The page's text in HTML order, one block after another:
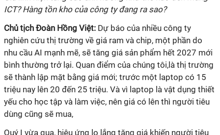
ICT? Hàng tồn kho của công ty đang ra sao?
Chủ tịch Đoàn Hồng Việt: Dự báo của nhiều công ty
nghiên cứu thị trường về giá ram và chip, một phần do
nhu cầu AI mạnh mẽ, sẽ tăng giá sản phẩm hết 2027 mới
bình thường trở lại. Quan điểm của chúng tôi,là thị trường
sẽ thành lập mặt bằng giá mới; trước một laptop có 15
triệu nay lên 20 đến 25 triệu. Và vì laptop là vật dụng thiết
yếu cho học tập và làm việc, nên giá có lên thì người tiêu
dùng cũng sẽ mua,
Quý I vừa qua, hiệu ứng lo lắng tăng giá khiến người tiêu